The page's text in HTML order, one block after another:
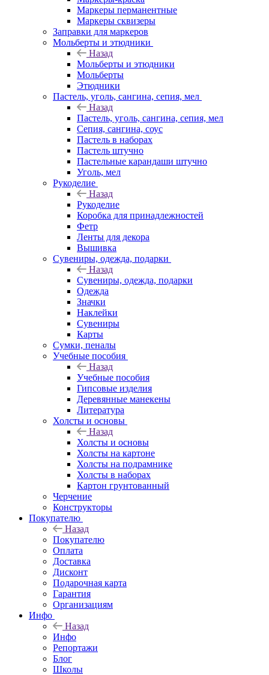
Маркеры перманентные
Маркеры сквизеры
Заправки для маркеров
Мольберты и этюдники
Назад
Мольберты и этюдники
Мольберты
Этюдники
Пастель, уголь, сангина, сепия, мел
Назад
Пастель, уголь, сангина, сепия, мел
Сепия, сангина, соус
Пастель в наборах
Пастель штучно
Пастельные карандаши штучно
Уголь, мел
Рукоделие
Назад
Рукоделие
Коробка для принадлежностей
Фетр
Ленты для декора
Вышивка
Сувениры, одежда, подарки
Назад
Сувениры, одежда, подарки
Одежда
Значки
Наклейки
Сувениры
Карты
Сумки, пеналы
Учебные пособия
Назад
Учебные пособия
Гипсовые изделия
Деревянные манекены
Литература
Холсты и основы
Назад
Холсты и основы
Холсты на картоне
Холсты на подрамнике
Холсты в наборах
Картон грунтованный
Черчение
Конструкторы
Покупателю
Назад
Покупателю
Оплата
Доставка
Дисконт
Подарочная карта
Гарантия
Организациям
Инфо
Назад
Инфо
Репортажи
Блог
Школы